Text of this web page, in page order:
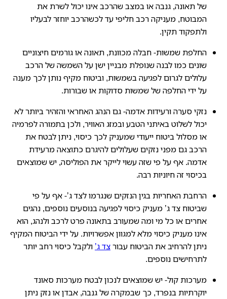
של תאונה, גנבה או במצב שהרכב אינו יכול לשרת את
המבוטח, מעניקה רכב חליפי עד לכשהרכב יוחזר לבעליו
ולתפקוד תקין.
החלפת שמשות- חבלה מכוונת, תאונה או גורמים חיצוניים
שונים כמו לבנה שנופלת מבניין ישן על השמשה של הרכב
עלולים לגרום לפגיעה בשמשות, וביטוח מקיף נותן לכך מענה
על ידי החלפה של שמשות סדוקות או שבורות.
נזקי סערה ורעידות אדמה- גם הנהג האחראי והזהיר ביותר לא
יכול לשלוט באיתני הטבע ובמזג האוויר, ולכן בתמורה לפרמיה
או מסלול ביטוח ייעודי שמעניק לכך כיסוי, ניתן לבטח את
הרכב גם מפני נזקים שעלולים להיגרם כתוצאה מרעידת
אדמה. אף על פי שזה עשוי לייקר את הפוליסה, יש שמוצאים
בכיסוי זה חיוניות רבה.
הרחבת האחריות בגין הנזקים שנגרמו לצד ג’- אף על פי
שביטוח צד ג’ מעניק כיסוי לפגיעה בנוסעים נוספים, נהגים
אחרים או כל מי ומה שמעורב בתאונה פרט לרכב ולנהג, הוא
אינו מעניק כיסוי מלא למגוון אפשרויות. על ידי הביטוח המקיף
ניתן להרחיב את הביטוח עבורצד ג’ ולקבל כיסוי רחב יותר
לתרחישים נוספים.
מערכות קול- יש שמוצאים לנכון לבטח מערכות סאונד
יוקרתיות בנפרד, כך שבמקרה של גנבה, אבדן או נזק ניתן